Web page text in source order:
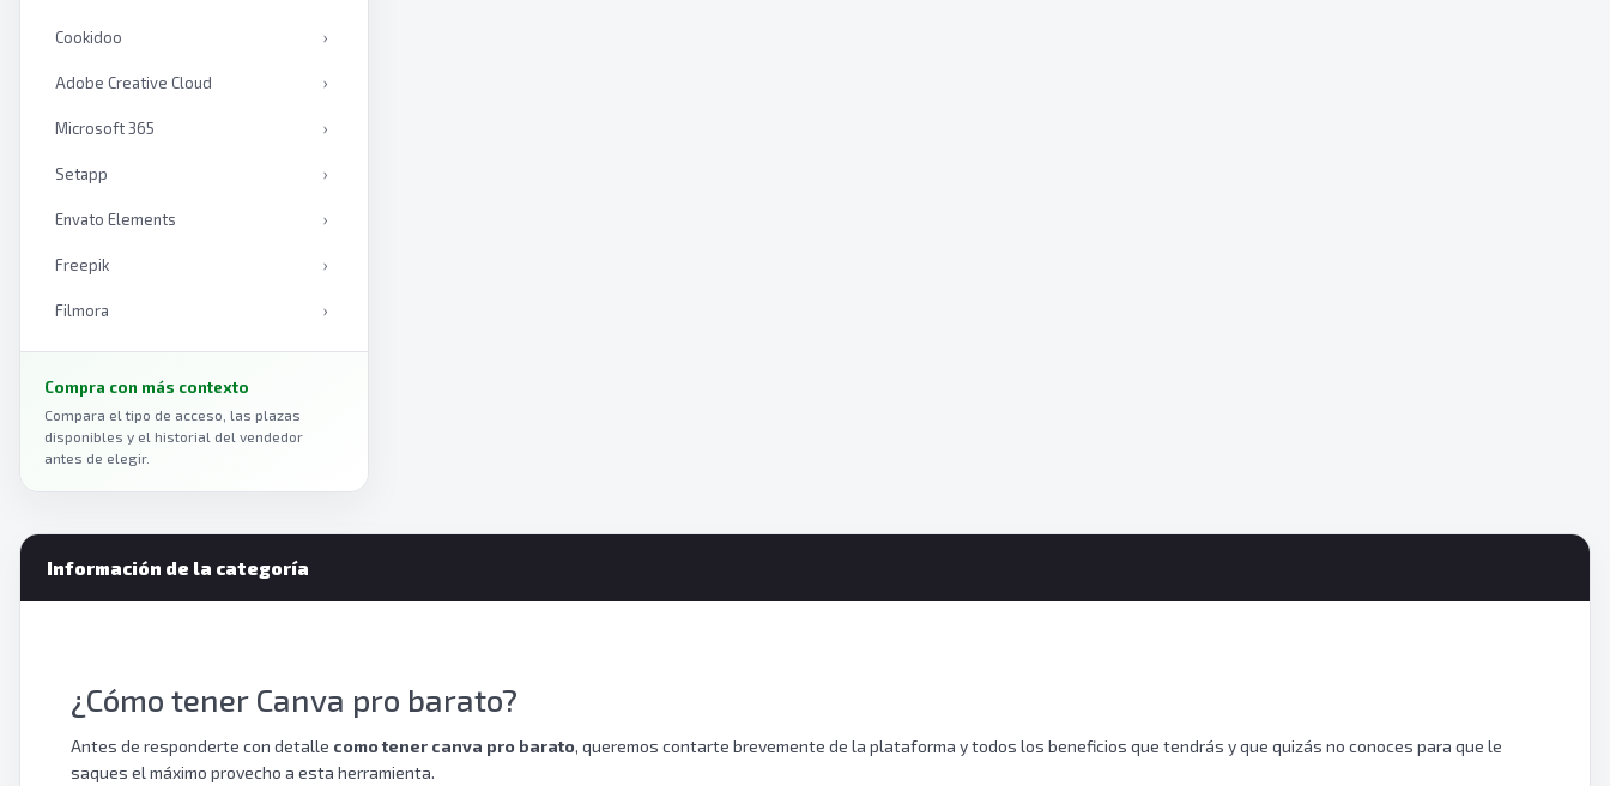
Cookidoo ›
Adobe Creative Cloud ›
Microsoft 365 ›
Setapp ›
Envato Elements ›
Freepik ›
Filmora ›
Medium ›
PDFelement
Similarweb
Grammarly ›
Autodesk ›
DeepL Pro
Compra con más contexto
Compara el tipo de acceso, las plazas
disponibles y el historial del vendedor
antes de elegir.
Información de la categoría
¿Cómo tener Canva pro barato?
Antes de responderte con detalle como tener canva pro barato, queremos contarte brevemente de la plataforma y todos los beneficios que tendrás y que quizás no conoces para que le
saques el máximo provecho a esta herramienta.